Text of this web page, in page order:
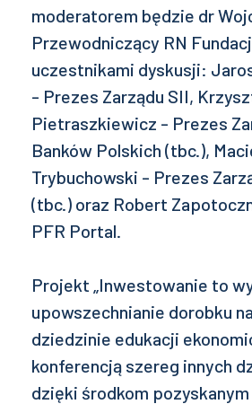
moderatorem będzie dr
Przewodniczący RN
uczestnikami dyskusji:
- Prezes Zarządu SII,
Pietraszkiewicz - Prezes
Banków Polskich (tbc.),
Trybuchowski - Prezes
(tbc.) oraz Robert
PFR Portal.
Projekt „Inwestowanie to
upowszechnianie dorobku
dziedzinie edukacji
konferencją szereg innych
dzięki środkom pozyskanym